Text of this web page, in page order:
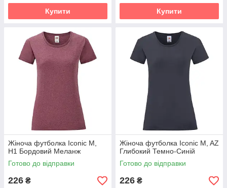
Купити Купити
Жіноча футболка Iconic M,
H1 Бордовий Меланж
Готово до відправки
226 ₴
Жіноча футболка Iconic M, AZ
Глибокий Темно-Синій
Готово до відправки
226 ₴